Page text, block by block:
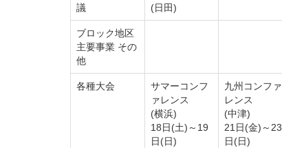
議
(日田)
ブロック地区
主要事業 その
他
各種大会
サマーコンフ
ァレンス
(横浜)
18日(土)～19
日(日)
九州コンファ
レンス
(中津)
21日(金)～23
日(日)